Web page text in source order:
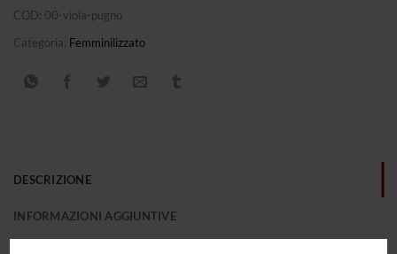
COD: 00-viola-pugno
Categoria: Femminilizzato
DESCRIZIONE
INFORMAZIONI AGGIUNTIVE